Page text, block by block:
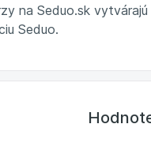
na Seduo.sk
Seduo.